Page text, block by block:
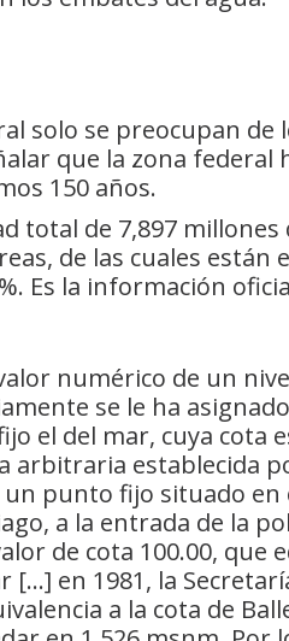
solo se preocupan de
que la zona federal
150 años.
total de 7,897 millones
de las cuales están
Es la información
numérico de un
se le ha
el del mar, cuya cota
arbitraria establecida
un punto fijo situado
a la entrada de la
de cota 100.00, que
en 1981, la
a la cota de